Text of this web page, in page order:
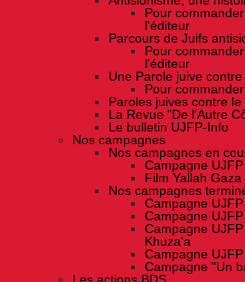
Pour
l'éditeur
Parcours de Juifs
Pour
l'éditeur
Une Parole juive
Pour
Paroles juives contre
La Revue "De l'Autre
Le bulletin UJFP-Info
Nos campagnes
Nos campagnes en
Campagne
Film Yallah Gaza
Nos campagnes
Campagne
Campagne
Campagne
Khuza'a
Campagne
Campagne "Un